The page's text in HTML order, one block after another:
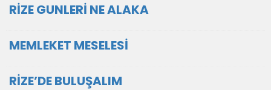
RİZE GUNLERİ NE ALAKA
MEMLEKET MESELESİ
RİZE’DE BULUŞALIM